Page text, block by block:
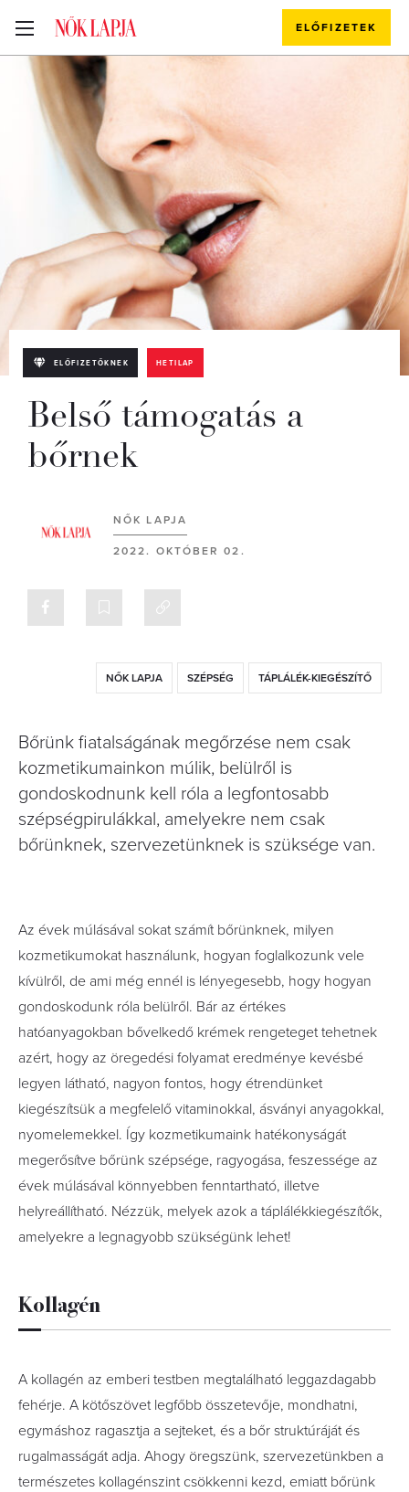
ELŐFIZETEK
ELŐFIZETŐKNEK HETILAP
Belső támogatás a
bőrnek
NŐK LAPJA
2022. OKTÓBER 02.
NŐK LAPJA SZÉPSÉG TÁPLÁLÉK-KIEGÉSZÍTŐ
Bőrünk fiatalságának megőrzése nem csak
kozmetikumainkon múlik, belülről is
gondoskodnunk kell róla a legfontosabb
szépségpirulákkal, amelyekre nem csak
bőrünknek, szervezetünknek is szüksége van.
Az évek múlásával sokat számít bőrünknek, milyen
kozmetikumokat használunk, hogyan foglalkozunk vele
kívülről, de ami még ennél is lényegesebb, hogy hogyan
gondoskodunk róla belülről. Bár az értékes
hatóanyagokban bővelkedő krémek rengeteget tehetnek
azért, hogy az öregedési folyamat eredménye kevésbé
legyen látható, nagyon fontos, hogy étrendünket
kiegészítsük a megfelelő vitaminokkal, ásványi anyagokkal,
nyomelemekkel. Így kozmetikumaink hatékonyságát
megerősítve bőrünk szépsége, ragyogása, feszessége az
évek múlásával könnyebben fenntartható, illetve
helyreállítható. Nézzük, melyek azok a táplálékkiegészítők,
amelyekre a legnagyobb szükségünk lehet!
Kollagén
A kollagén az emberi testben megtalálható leggazdagabb
fehérje. A kötőszövet legfőbb összetevője, mondhatni,
egymáshoz ragasztja a sejteket, és a bőr struktúráját és
rugalmasságát adja. Ahogy öregszünk, szervezetünkben a
természetes kollagénszint csökkenni kezd, emiatt bőrünk